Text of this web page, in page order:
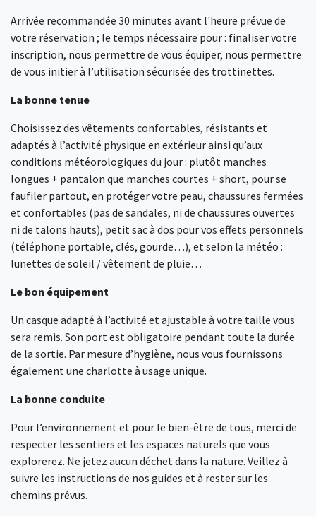
Arrivée recommandée 30 minutes avant l'heure prévue de
votre réservation ; le temps nécessaire pour : finaliser votre
inscription, nous permettre de vous équiper, nous permettre
de vous initier à l’utilisation sécurisée des trottinettes.
La bonne tenue
Choisissez des vêtements confortables, résistants et
adaptés à l’activité physique en extérieur ainsi qu’aux
conditions météorologiques du jour : plutôt manches
longues + pantalon que manches courtes + short, pour se
faufiler partout, en protéger votre peau, chaussures fermées
et confortables (pas de sandales, ni de chaussures ouvertes
ni de talons hauts), petit sac à dos pour vos effets personnels
(téléphone portable, clés, gourde…), et selon la météo :
lunettes de soleil / vêtement de pluie…
Le bon équipement
Un casque adapté à l’activité et ajustable à votre taille vous
sera remis. Son port est obligatoire pendant toute la durée
de la sortie. Par mesure d’hygiène, nous vous fournissons
également une charlotte à usage unique.
La bonne conduite
Pour l’environnement et pour le bien-être de tous, merci de
respecter les sentiers et les espaces naturels que vous
explorerez. Ne jetez aucun déchet dans la nature. Veillez à
suivre les instructions de nos guides et à rester sur les
chemins prévus.